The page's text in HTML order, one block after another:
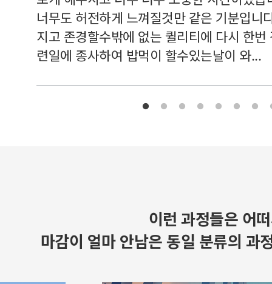
너무도 허전하게 느껴질것만 같은 기분입니
지고 존경할수밖에 없는 퀼리티에 다시 한
련일에 종사하여 밥먹이 할수있는날이 와...
이런 과정들은 어
마감이 얼마 안남은 동일 분류의 과